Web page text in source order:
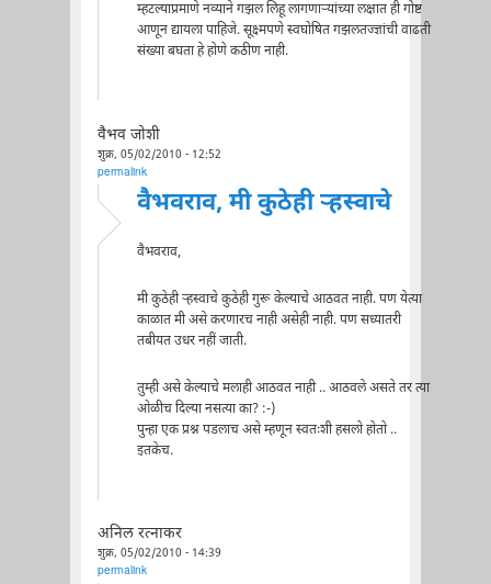
म्हटल्याप्रमाणे नव्याने गझल लिहू लागणाऱ्यांच्या लक्षात ही गोष्ट
आणून द्यायला पाहिजे. सूक्ष्मपणे स्वघोषित गझलतज्ज्ञांची वाढती
संख्या बघता हे होणे कठीण नाही.
वैभव जोशी
शुक्र, 05/02/2010 - 12:52
permalink
वैभवराव, मी कुठेही ऱ्हस्वाचे
वैभवराव,
मी कुठेही ऱ्हस्वाचे कुठेही गुरू केल्याचे आठवत नाही. पण येत्या
काळात मी असे करणारच नाही असेही नाही. पण सध्यातरी
तबीयत उधर नहीं जाती.
तुम्ही असे केल्याचे मलाही आठवत नाही .. आठवले असते तर त्या
ओळीच दिल्या नसत्या का? :-)
पुन्हा एक प्रश्न पडलाच असे म्हणून स्वतःशी हसलो होतो ..
इतकेच.
अनिल रत्नाकर
शुक्र, 05/02/2010 - 14:39
permalink